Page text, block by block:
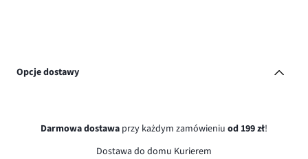
Opcje dostawy
Darmowa dostawa przy każdym zamówieniu od 199 zł!
Dostawa do domu Kurierem